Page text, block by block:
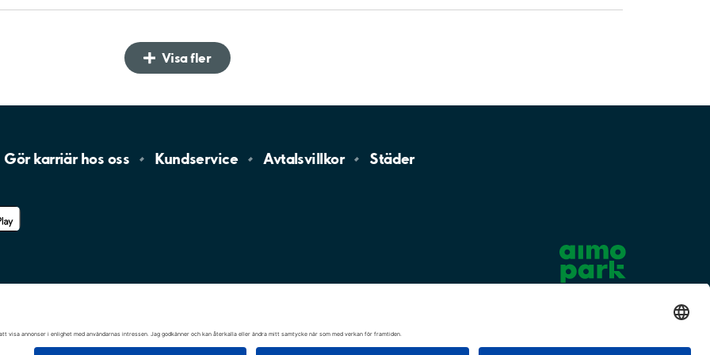
Visa fler
Gör karriär hos oss Kundservice Avtalsvillkor Städer